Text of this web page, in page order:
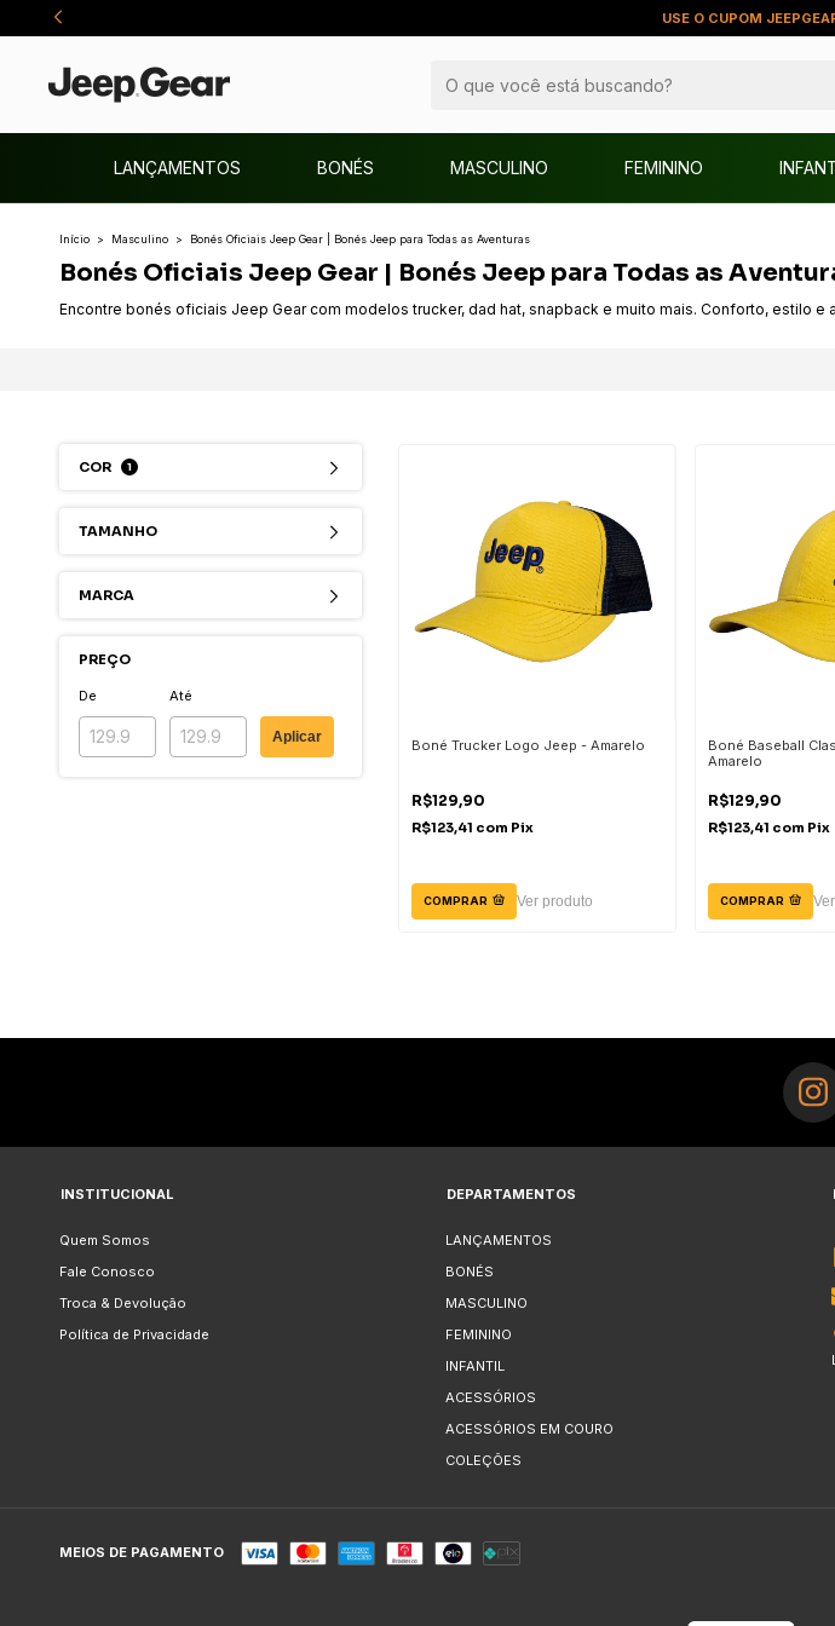
USE O CUPOM
LANÇAMENTOS BONÉS MASCULINO FEMININO
Início > Masculino > Bonés Oficiais Jeep Gear | Bonés Jeep para Todas as Aventuras
Bonés Oficiais Jeep Gear | Bonés Jeep para Todas as
Encontre bonés oficiais Jeep Gear com modelos trucker, dad hat, snapback e muito mais. Conforto, estilo e
COR 1
TAMANHO
MARCA
PREÇO
De Até
Aplicar
Boné Trucker Logo Jeep - Amarelo
R$129,90
R$123,41 com Pix
COMPRAR Ver produto
Boné Baseball
Amarelo
R$129,90
R$123,41 com Pix
COMPRAR
INSTITUCIONAL
Quem Somos
Fale Conosco
Troca & Devolução
Política de Privacidade
DEPARTAMENTOS
LANÇAMENTOS
BONÉS
MASCULINO
FEMININO
INFANTIL
ACESSÓRIOS
ACESSÓRIOS EM COURO
COLEÇÕES
MEIOS DE PAGAMENTO